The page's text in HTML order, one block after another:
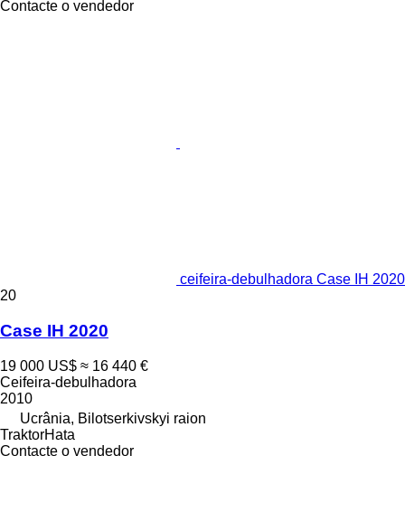
Contacte o vendedor
ceifeira-debulhadora Case IH 2020
20
Case IH 2020
19 000 US$ ≈ 16 440 €
Ceifeira-debulhadora
2010
Ucrânia, Bilotserkivskyi raion
TraktorHata
Contacte o vendedor